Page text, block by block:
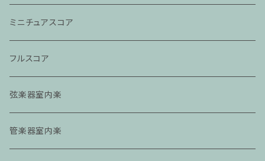
ミニチュアスコア
フルスコア
弦楽器室内楽
管楽器室内楽